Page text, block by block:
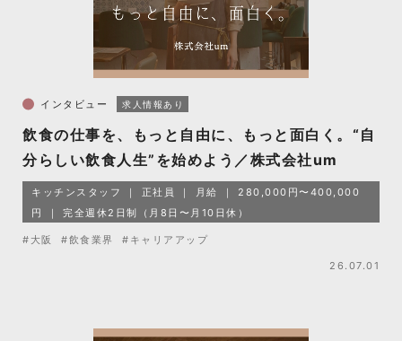
インタビュー 求人情報あり
飲食の仕事を、もっと自由に、もっと面白く。“自
分らしい飲食人生”を始めよう／株式会社um
キッチンスタッフ 正社員 月給
280,000円〜400,000
円
完全週休2日制（月8日〜月10日休）
#大阪 #飲食業界 #キャリアアップ
26.07.01